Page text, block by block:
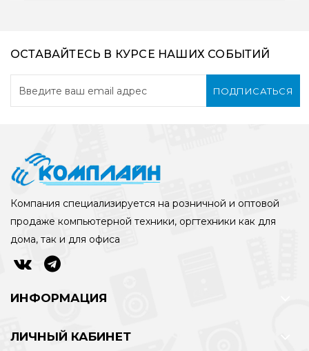
ОСТАВАЙТЕСЬ В КУРСЕ НАШИХ СОБЫТИЙ
ПОДПИСАТЬСЯ
Компания специализируется на розничной и оптовой
продаже компьютерной техники, оргтехники как для
дома, так и для офиса
ИНФОРМАЦИЯ
ЛИЧНЫЙ КАБИНЕТ